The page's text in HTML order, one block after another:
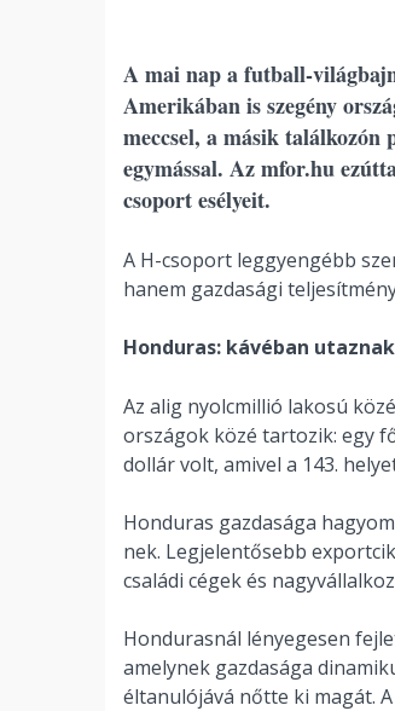
A mai nap a futball-
Amerikában is szegény
meccsel, a másik találkozón
egymással. Az mfor.hu
csoport esélyeit.
A H-csoport leggyengébb
hanem gazdasági
Honduras: kávéban utaznak
Az alig nyolcmillió lakosú
országok közé tartozik: egy
dollár volt, amivel a 143.
Honduras gazdasága
nek. Legjelentősebb
családi cégek és
Hondurasnál lényegesen
amelynek gazdasága
éltanulójává nőtte ki magát.